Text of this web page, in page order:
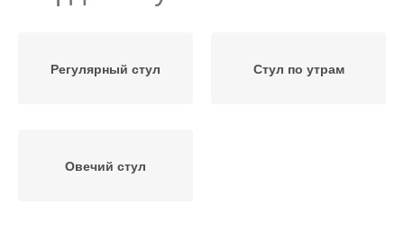
Регулярный стул Стул по утрам
Овечий стул